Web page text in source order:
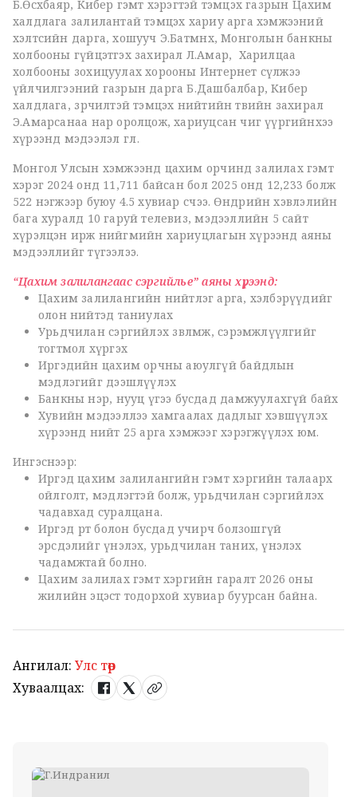
Б.Өсөхбаяр, Кибер гэмт хэрэгтэй тэмцэх газрын Цахим
халдлага залилантай тэмцэх хариу арга хэмжээний
хэлтсийн дарга, хошууч Э.Батмөнх, Монголын банкны
холбооны гүйцэтгэх захирал Л.Амар, Харилцаа
холбооны зохицуулах хорооны Интернет сүлжээ
үйлчилгээний газрын дарга Б.Дашбалбар, Кибер
халдлага, зөрчилтэй тэмцэх нийтийн төвийн захирал
Э.Амарсанаа нар оролцож, хариуцсан чиг үүргийнхээ
хүрээнд мэдээлэл өглөө.
Монгол Улсын хэмжээнд цахим орчинд залилах гэмт
хэрэг 2024 онд 11,711 байсан бол 2025 онд 12,233 болж
522 нэгжээр буюу 4.5 хувиар өсчээ. Өнөөдрийн хэвлэлийн
бага хуралд 10 гаруй телевиз, мэдээллийн 5 сайт
хүрэлцэн ирж нийгмийн хариуцлагын хүрээнд аяны
мэдээллийг түгээлээ.
“Цахим залилангаас сэргийлье” аяны хүрээнд:
Цахим залилангийн нийтлэг арга, хэлбэрүүдийг
олон нийтэд таниулах
Урьдчилан сэргийлэх зөвлөмж, сэрэмжлүүлгийг
тогтмол хүргэх
Иргэдийн цахим орчны аюулгүй байдлын
мэдлэгийг дээшлүүлэх
Банкны нэр, нууц үгээ бусдад дамжуулахгүй байх
Хувийн мэдээллээ хамгаалах дадлыг хэвшүүлэх
хүрээнд нийт 25 арга хэмжээг хэрэгжүүлэх юм.
Ингэснээр:
Иргэд цахим залилангийн гэмт хэргийн талаарх
ойлголт, мэдлэгтэй болж, урьдчилан сэргийлэх
чадавхад суралцана.
Иргэд өөрт болон бусдад учирч болзошгүй
эрсдэлийг үнэлэх, урьдчилан таних, үнэлэх
чадамжтай болно.
Цахим залилах гэмт хэргийн гаралт 2026 оны
жилийн эцэст тодорхой хувиар буурсан байна.
Ангилал: Улс төр
Хуваалцах: